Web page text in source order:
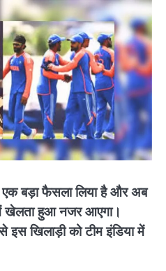
एक बड़ा फैसला लिया है और अब
खेलता हुआ नजर आएगा।
इस खिलाड़ी को टीम इंडिया में